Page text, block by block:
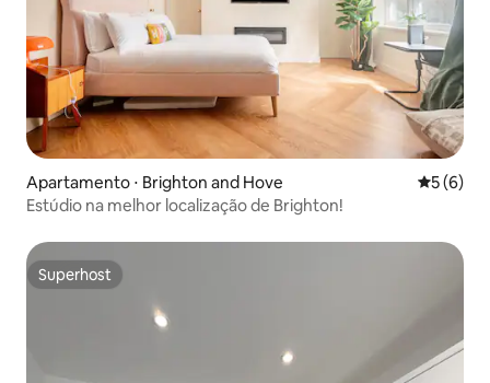
Apartamento ⋅ Brighton and Hove 5 de
5 (6)
Estúdio na melhor localização de Brighton!
Superhost
Superhost